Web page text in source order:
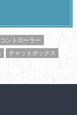
コントローラー
チャットボックス